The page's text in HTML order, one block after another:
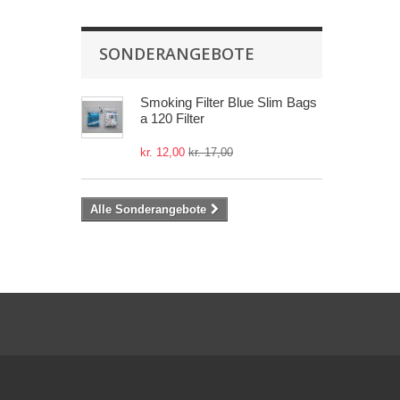
SONDERANGEBOTE
Smoking Filter Blue Slim Bags
a 120 Filter
kr. 12,00 kr. 17,00
Alle Sonderangebote